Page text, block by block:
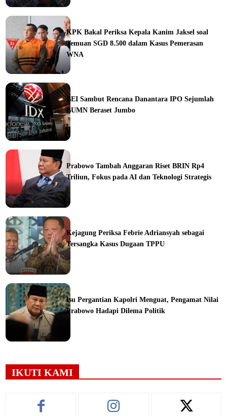
KPK Bakal Periksa Kepala Kanim Jaksel soal
Temuan SGD 8.500 dalam Kasus Pemerasan
WNA
BEI Sambut Rencana Danantara IPO Sejumlah
BUMN Beraset Jumbo
Prabowo Tambah Anggaran Riset BRIN Rp4
Triliun, Fokus pada AI dan Teknologi Strategis
Kejagung Periksa Febrie Adriansyah sebagai
Tersangka Kasus Dugaan TPPU
Isu Pergantian Kapolri Menguat, Pengamat Nilai
Prabowo Hadapi Dilema Politik
IKUTI KAMI